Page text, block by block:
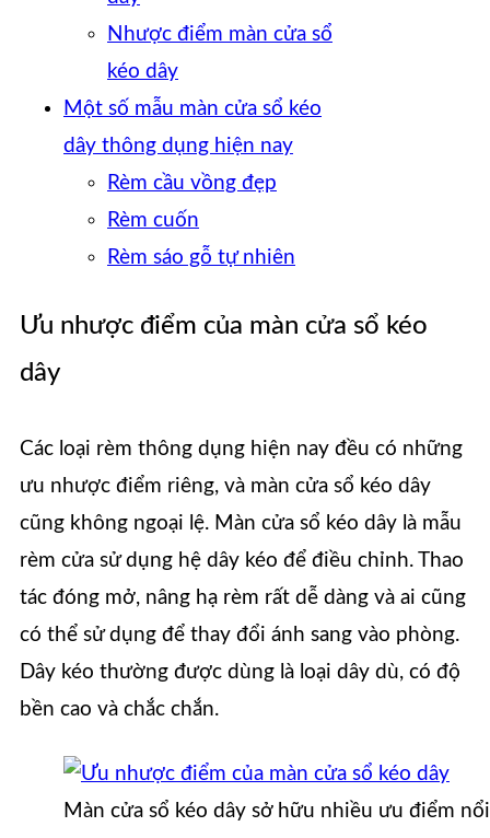
Nhược điểm màn cửa sổ
kéo dây
Một số mẫu màn cửa sổ kéo
dây thông dụng hiện nay
Rèm cầu vồng đẹp
Rèm cuốn
Rèm sáo gỗ tự nhiên
Ưu nhược điểm của màn cửa sổ kéo
dây
Các loại rèm thông dụng hiện nay đều có những
ưu nhược điểm riêng, và màn cửa sổ kéo dây
cũng không ngoại lệ. Màn cửa sổ kéo dây là mẫu
rèm cửa sử dụng hệ dây kéo để điều chỉnh. Thao
tác đóng mở, nâng hạ rèm rất dễ dàng và ai cũng
có thể sử dụng để thay đổi ánh sang vào phòng.
Dây kéo thường được dùng là loại dây dù, có độ
bền cao và chắc chắn.
Màn cửa sổ kéo dây sở hữu nhiều ưu điểm